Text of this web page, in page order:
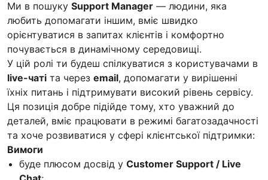
Ми в пошуку Support Manager — людини, яка
любить допомагати іншим, вміє швидко
орієнтуватися в запитах клієнтів і комфортно
почувається в динамічному середовищі.
У цій ролі ти будеш спілкуватися з користувачами в
live-чаті та через email, допомагати у вирішенні
їхніх питань і підтримувати високий рівень сервісу.
Ця позиція добре підійде тому, хто уважний до
деталей, вміє працювати в режимі багатозадачності
та хоче розвиватися у сфері клієнтської підтримки:
Вимоги
буде плюсом досвід у Customer Support / Live